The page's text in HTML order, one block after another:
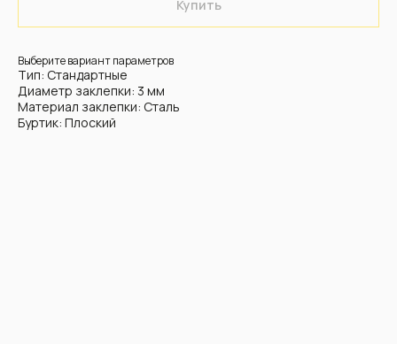
Купить
Выберите вариант параметров
Тип: Стандартные
Диаметр заклепки: 3 мм
Материал заклепки: Сталь
Буртик: Плоский